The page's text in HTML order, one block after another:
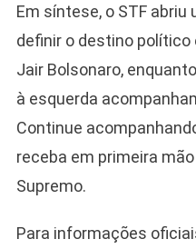
Em síntese, o STF
definir o destino político
Jair Bolsonaro,
à esquerda
Continue
receba em primeira
Supremo.
Para informações